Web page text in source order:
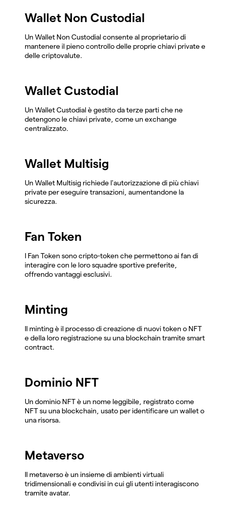
Wallet Non Custodial
Un Wallet Non Custodial consente al proprietario di
mantenere il pieno controllo delle proprie chiavi private e
delle criptovalute.
Wallet Custodial
Un Wallet Custodial è gestito da terze parti che ne
detengono le chiavi private, come un exchange
centralizzato.
Wallet Multisig
Un Wallet Multisig richiede l'autorizzazione di più chiavi
private per eseguire transazioni, aumentandone la
sicurezza.
Fan Token
I Fan Token sono cripto-token che permettono ai fan di
interagire con le loro squadre sportive preferite,
offrendo vantaggi esclusivi.
Minting
Il minting è il processo di creazione di nuovi token o NFT
e della loro registrazione su una blockchain tramite smart
contract.
Dominio NFT
Un dominio NFT è un nome leggibile, registrato come
NFT su una blockchain, usato per identificare un wallet o
una risorsa.
Metaverso
Il metaverso è un insieme di ambienti virtuali
tridimensionali e condivisi in cui gli utenti interagiscono
tramite avatar.